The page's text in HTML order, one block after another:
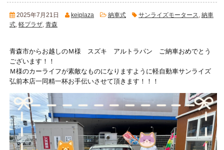
2025年7月21日 keiplaza 納車式 サンライズモータース
納車
式 軽プラザ 青森
青森市からお越しのＭ様 スズキ アルトラパン ご納車おめでとう
ございます！！
Ｍ様のカーライフが素敵なものになりますように軽自動車サンライズ
弘前本店一同精一杯お手伝いさせて頂きます！！！